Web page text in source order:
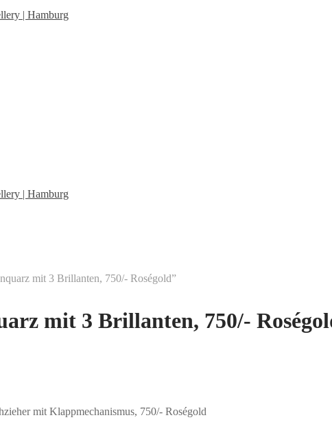
mit 3 Brillanten, 750/- Roségold”
mit 3 Brillanten, 750/-
mit Klappmechanismus, 750/- Roségold